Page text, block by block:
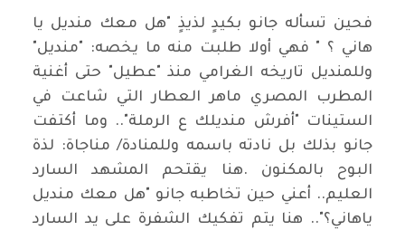
فحين تسأله جانو بكيدٍ لذيذٍ "هل معك منديل يا
هاني ؟ " فهي أولا طلبت منه ما يخصه: "منديل"
وللمنديل تاريخه الغرامي منذ "عطيل" حتى أغنية
المطرب المصري ماهر العطار التي شاعت في
الستينات "أفرش منديلك ع الرملة".. وما أكتفت
جانو بذلك بل نادته باسمه وللمنادة/ مناجاة: لذة
البوح بالمكنون .هنا يقتحم المشهد السارد
العليم.. أعني حين تخاطبه جانو "هل معك منديل
ياهاني؟".. هنا يتم تفكيك الشفرة على يد السارد